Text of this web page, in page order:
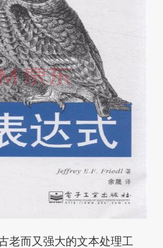
老而又强大的文本处理工